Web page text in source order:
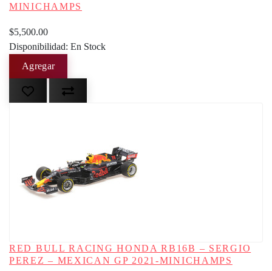
MINICHAMPS
$5,500.00
Disponibilidad: En Stock
RED BULL RACING HONDA RB16B – SERGIO
PEREZ – MEXICAN GP 2021-MINICHAMPS